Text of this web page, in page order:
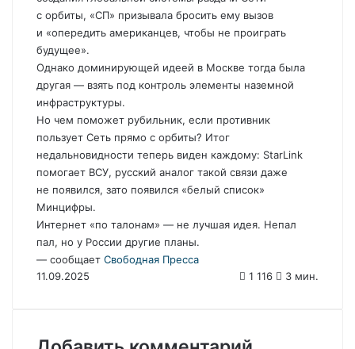
с орбиты, «СП» призывала бросить ему вызов
и «опередить американцев, чтобы не проиграть
будущее».
Однако доминирующей идеей в Москве тогда была
другая — взять под контроль элементы наземной
инфраструктуры.
Но чем поможет рубильник, если противник
пользует Сеть прямо с орбиты? Итог
недальновидности теперь виден каждому: StarLink
помогает ВСУ, русский аналог такой связи даже
не появился, зато появился «белый список»
Минцифры.
Интернет «по талонам» — не лучшая идея. Непал
пал, но у России другие планы.
— сообщает Свободная Пресса
11.09.2025
1 116 3 мин.